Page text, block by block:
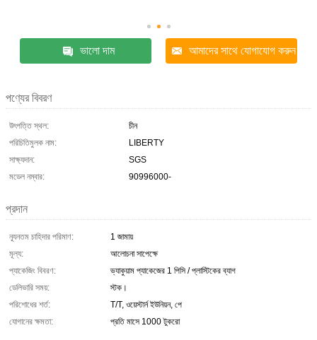
ভালো দাম আমাদের সাথে যোগাযোগ করুন
পণ্যের বিবরণ
উৎপত্তি স্থল:
চীন
পরিচিতিমুলক নাম:
LIBERTY
সাক্ষ্যদান:
SGS
মডেল নম্বার:
90996000-
প্রদান
ন্যূনতম চাহিদার পরিমাণ:
1 জামায়
মূল্য:
আলোচনা সাপেক্ষে
প্যাকেজিং বিবরণ:
ভ্যাকুয়াম প্যাকেজের 1 পিসি / প্লাস্টিকের ব্যাগ
ডেলিভারি সময়:
স্টক।
পরিশোধের শর্ত:
T/T, ওয়েস্টার্ন ইউনিয়ন, পে
যোগানের ক্ষমতা:
প্রতি মাসে 1000 টুকরো